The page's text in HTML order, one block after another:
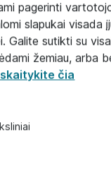
pagerinti
slapukai visada
Galite sutikti su
žemiau, arba
čia